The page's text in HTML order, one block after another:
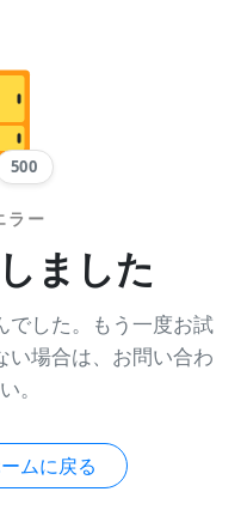
500
ラー
ました
でした。もう一度お試
い場合は、お問い合わ
。
ムに戻る